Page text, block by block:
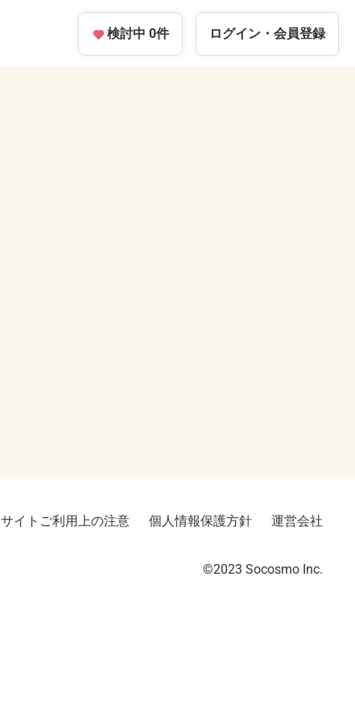
検討中 0件 ログイン・ 会員登録
サイトご利用上の注意 個人情報保護方針 運営会社
©2023︎ Socosmo Inc.